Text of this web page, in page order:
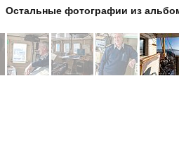
Остальные фотографии из